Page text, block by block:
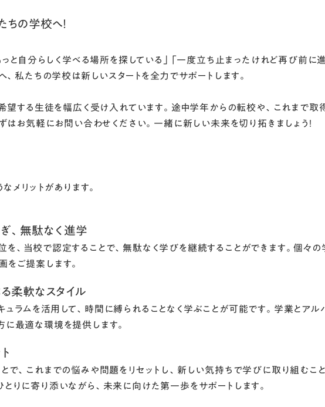
の学校へ！
と自分らしく学べる場所を探している」「一度立ち止まったけれど再び前に
たちの学校は新しいスタートを全力でサポートします。
望する生徒を幅広く受け入れています。途中学年からの転校や、これまで取
お気軽にお問い合わせください。一緒に新しい未来を切り拓きましょう！
メリットがあります。
、無駄なく進学
、当校で認定することで、無駄なく学びを継続することができます。個々
ご提案します。
柔軟なスタイル
ラムを活用して、時間に縛られることなく学ぶことが可能です。学業とアル
最適な環境を提供します。
で、これまでの悩みや問題をリセットし、新しい気持ちで学びに取り組むこ
りに寄り添いながら、未来に向けた第一歩をサポートします。